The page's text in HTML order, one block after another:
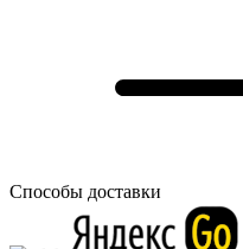
Способы доставки